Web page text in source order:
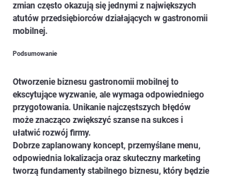
zmian często okazują się jednymi z największych
atutów przedsiębiorców działających w gastronomii
mobilnej.
Podsumowanie
Otworzenie biznesu gastronomii mobilnej to
ekscytujące wyzwanie, ale wymaga odpowiedniego
przygotowania. Unikanie najczęstszych błędów
może znacząco zwiększyć szanse na sukces i
ułatwić rozwój firmy.
Dobrze zaplanowany koncept, przemyślane menu,
odpowiednia lokalizacja oraz skuteczny marketing
tworzą fundamenty stabilnego biznesu, który będzie